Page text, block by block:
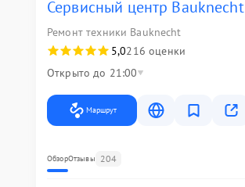
Сервисный центр Bauknecht
Ремонт техники Bauknecht
5,0216 оценки
Открыто до 21:00
Маршрут
ОбзорОтзывы 204